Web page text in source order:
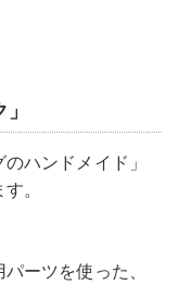
ハンドメイド」
。
ーツを使った、